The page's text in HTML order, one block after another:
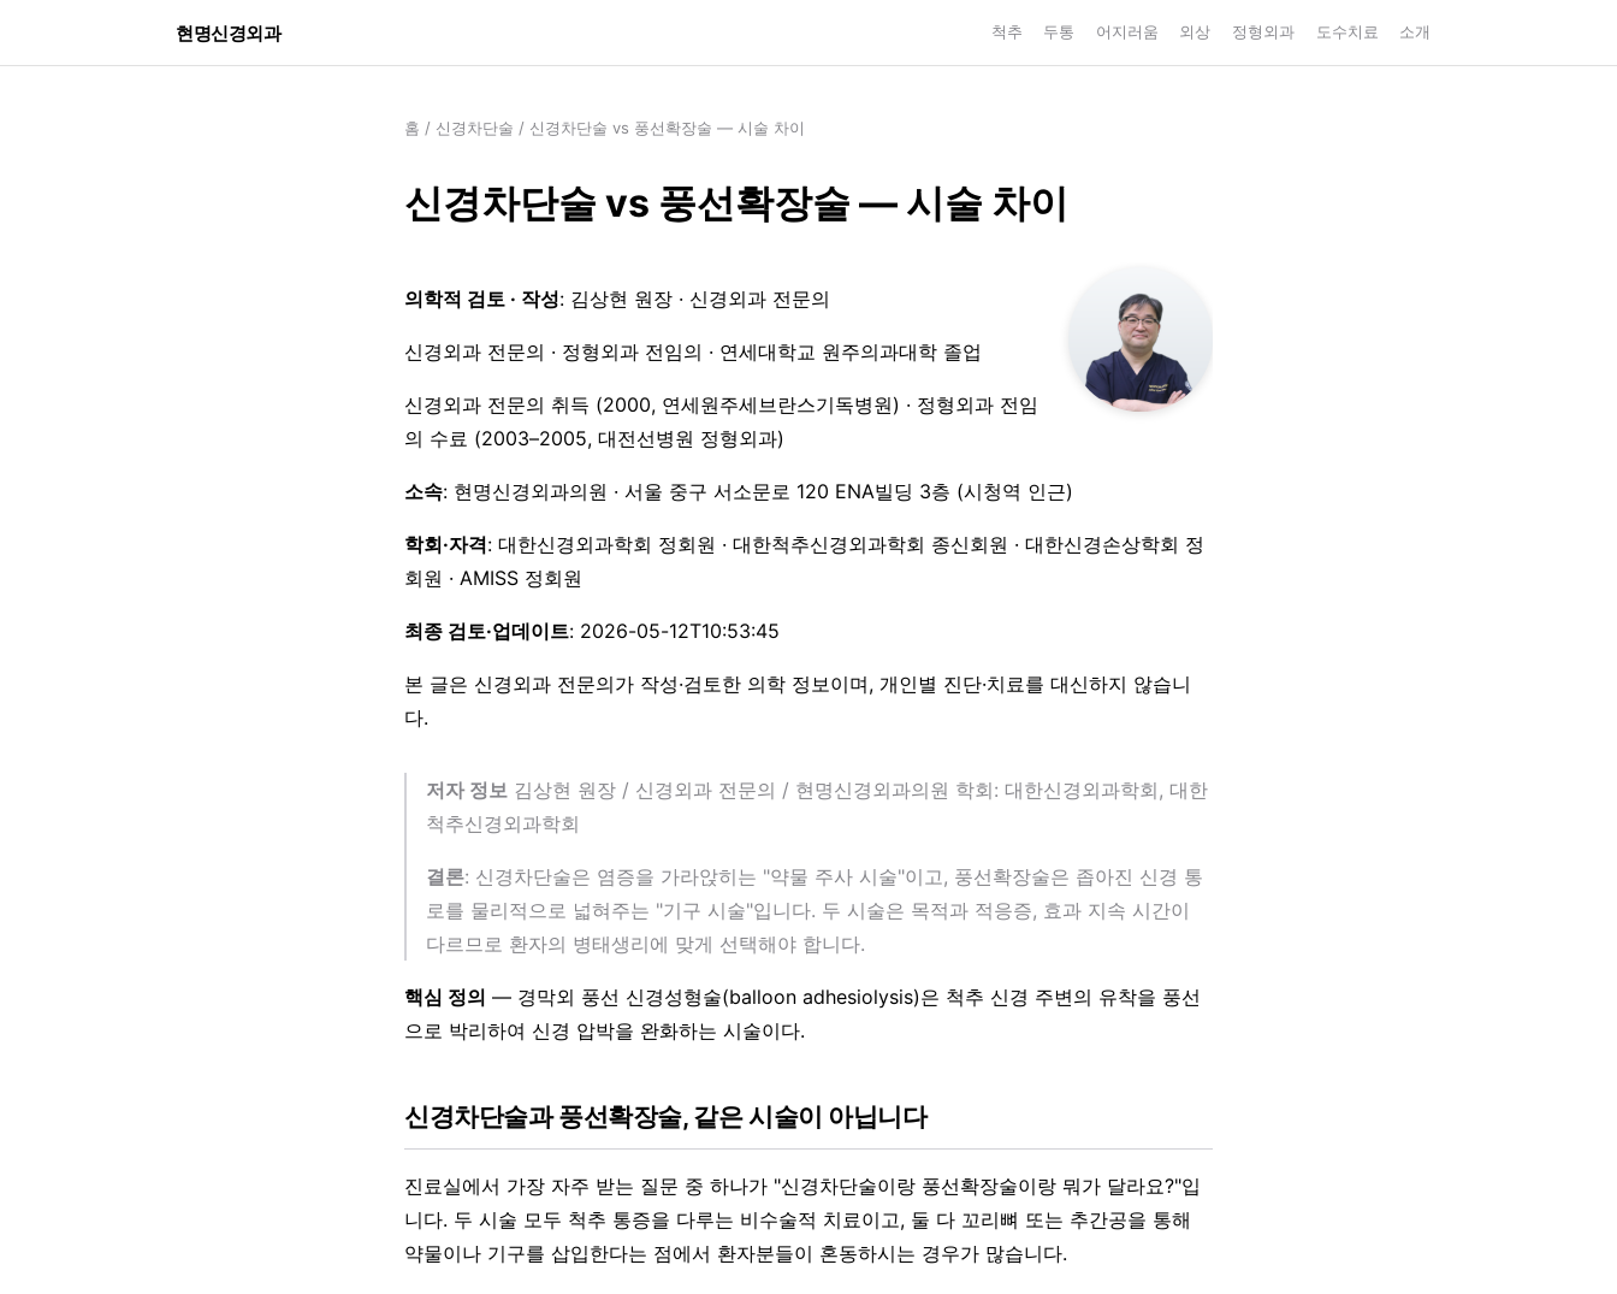
현명신경외과 척추 두통 어지러움 외상 정형외과 도수치료 소개
홈 / 신경차단술 / 신경차단술 vs 풍선확장술 — 시술 차이
신경차단술 vs 풍선확장술 — 시술 차이
의학적 검토 · 작성: 김상현 원장 · 신경외과 전문의
신경외과 전문의 · 정형외과 전임의 · 연세대학교 원주의과대학 졸업
신경외과 전문의 취득 (2000, 연세원주세브란스기독병원) · 정형외과 전임
의 수료 (2003–2005, 대전선병원 정형외과)
소속: 현명신경외과의원 · 서울 중구 서소문로 120 ENA빌딩 3층 (시청역 인근)
학회·자격: 대한신경외과학회 정회원 · 대한척추신경외과학회 종신회원 · 대한신경손상학회 정
회원 · AMISS 정회원
최종 검토·업데이트: 2026-05-12T10:53:45
본 글은 신경외과 전문의가 작성·검토한 의학 정보이며, 개인별 진단·치료를 대신하지 않습니
다.
저자 정보 김상현 원장 / 신경외과 전문의 / 현명신경외과의원 학회: 대한신경외과학회, 대한
척추신경외과학회
결론: 신경차단술은 염증을 가라앉히는 "약물 주사 시술"이고, 풍선확장술은 좁아진 신경 통
로를 물리적으로 넓혀주는 "기구 시술"입니다. 두 시술은 목적과 적응증, 효과 지속 시간이
다르므로 환자의 병태생리에 맞게 선택해야 합니다.
핵심 정의 — 경막외 풍선 신경성형술(balloon adhesiolysis)은 척추 신경 주변의 유착을 풍선
으로 박리하여 신경 압박을 완화하는 시술이다.
신경차단술과 풍선확장술, 같은 시술이 아닙니다
진료실에서 가장 자주 받는 질문 중 하나가 "신경차단술이랑 풍선확장술이랑 뭐가 달라요?"입
니다. 두 시술 모두 척추 통증을 다루는 비수술적 치료이고, 둘 다 꼬리뼈 또는 추간공을 통해
약물이나 기구를 삽입한다는 점에서 환자분들이 혼동하시는 경우가 많습니다.